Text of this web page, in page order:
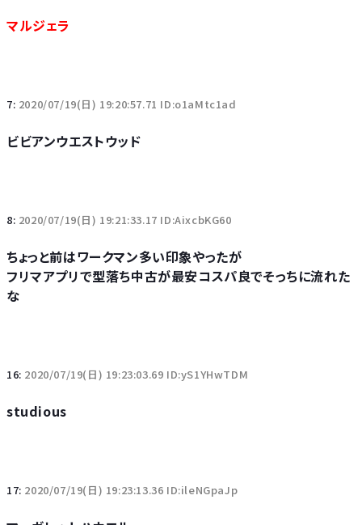
マルジェラ
7: 2020/07/19(日) 19:20:57.71 ID:o1aMtc1ad
ビビアンウエストウッド
8: 2020/07/19(日) 19:21:33.17 ID:AixcbKG60
ちょっと前はワークマン多い印象やったが
フリマアプリで型落ち中古が最安コスパ良でそっちに流れた
な
16: 2020/07/19(日) 19:23:03.69 ID:yS1YHwTDM
studious
17: 2020/07/19(日) 19:23:13.36 ID:ileNGpaJp